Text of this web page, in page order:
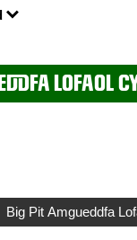
LOFAOL
Big Pit Amgueddfa